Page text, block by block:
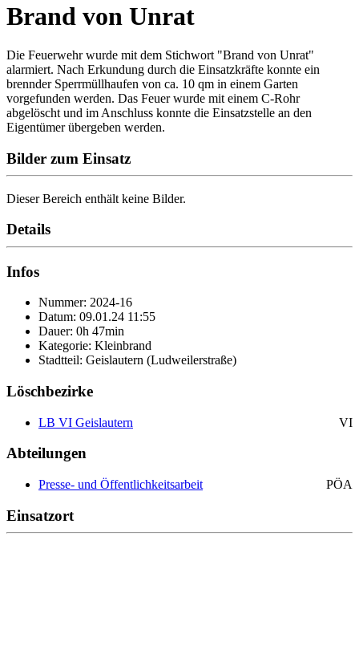
Brand von Unrat
Die Feuerwehr wurde mit dem Stichwort "Brand von Unrat"
alarmiert. Nach Erkundung durch die Einsatzkräfte konnte ein
brennder Sperrmüllhaufen von ca. 10 qm in einem Garten
vorgefunden werden. Das Feuer wurde mit einem C-Rohr
abgelöscht und im Anschluss konnte die Einsatzstelle an den
Eigentümer übergeben werden.
Bilder zum Einsatz
Dieser Bereich enthält keine Bilder.
Details
Infos
Nummer: 2024-16
Datum: 09.01.24 11:55
Dauer: 0h 47min
Kategorie: Kleinbrand
Stadtteil: Geislautern (Ludweilerstraße)
Löschbezirke
LB VI Geislautern VI
Abteilungen
Presse- und Öffentlichkeitsarbeit PÖA
Einsatzort